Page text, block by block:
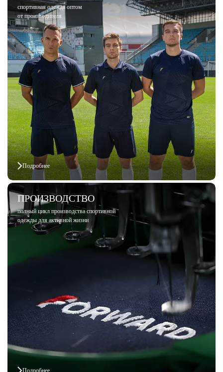
спортивная одежда оптом
от производителя
Подробнее
ПРОИЗВОДСТВО
полный цикл производства спортивной
одежды для активной жизни
Подробнее